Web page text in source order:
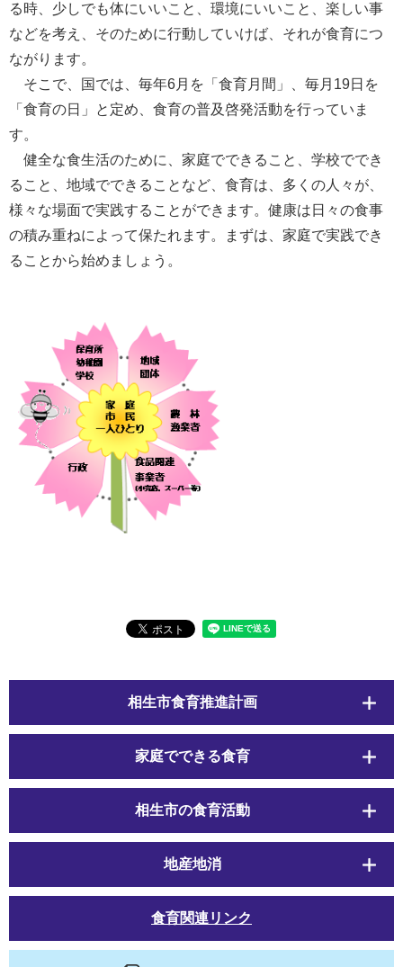
る時、少しでも体にいいこと、環境にいいこと、楽しい事
などを考え、そのために行動していけば、それが食育につ
ながります。
そこで、国では、毎年6月を「食育月間」、毎月19日を
「食育の日」と定め、食育の普及啓発活動を行っていま
す。
健全な食生活のために、家庭でできること、学校ででき
ること、地域でできることなど、食育は、多くの人々が、
様々な場面で実践することができます。健康は日々の食事
の積み重ねによって保たれます。まずは、家庭で実践でき
ることから始めましょう。
相生市食育推進計画
家庭でできる食育
相生市の食育活動
地産地消
食育関連リンク